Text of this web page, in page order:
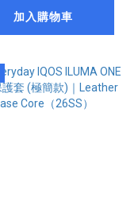
加入購物車